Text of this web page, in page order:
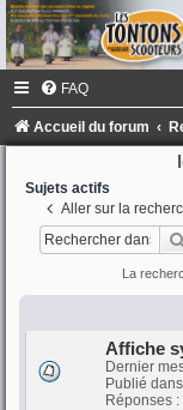
FAQ
Accueil du forum
Sujets actifs
Aller sur la
La
Affiche
Dernier
Publié dans
Réponses :